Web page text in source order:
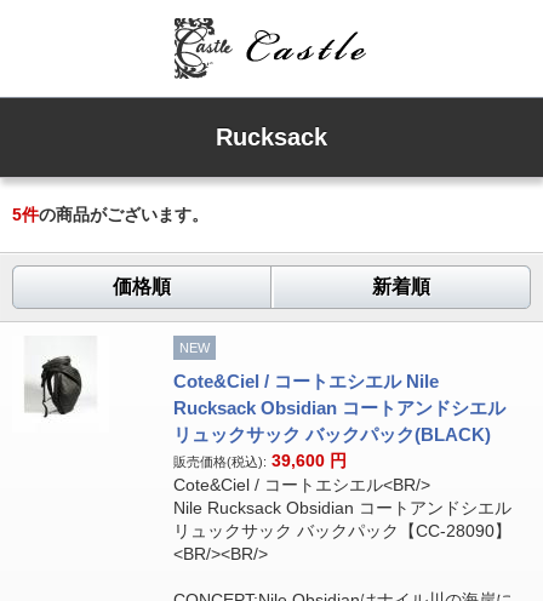
Rucksack
5件の商品がございます。
価格順 新着順
NEW
Cote&Ciel / コートエシエル Nile
Rucksack Obsidian コートアンドシエル
リュックサック バックパック(BLACK)
販売価格(税込): 39,600 円
Cote&Ciel / コートエシエル<BR/>
Nile Rucksack Obsidian コートアンドシエル
リュックサック バックパック【CC-28090】
<BR/><BR/>